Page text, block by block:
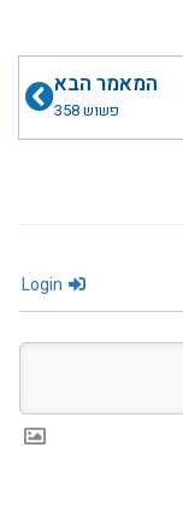
המאמר הבא
פשוש 358
הבא